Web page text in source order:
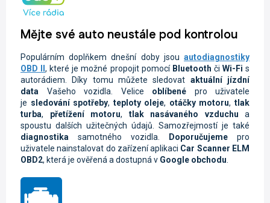
Mějte své auto neustále pod kontrolou
Populárním doplňkem dnešní doby jsou autodiagnostiky
OBD II, které je možné propojit pomocí Bluetooth či Wi-Fi s
autorádiem. Díky tomu můžete sledovat aktuální jízdní
data Vašeho vozidla. Velice oblíbené pro uživatele
je sledování spotřeby, teploty oleje, otáčky motoru,tlak
turba, přetížení motoru, tlak nasávaného vzduchu a
spoustu dalších užitečných údajů. Samozřejmostí je také
diagnostika samotného vozidla. Doporučujeme pro
uživatele nainstalovat do zařízení aplikaci Car Scanner ELM
OBD2, která je ověřená a dostupná v Google obchodu